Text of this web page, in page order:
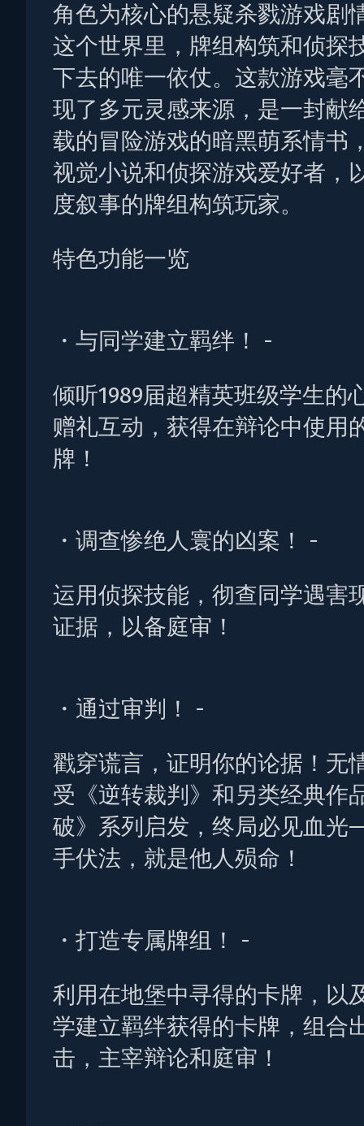
角色为核心的悬疑杀戮游戏剧
这个世界里，牌组构筑和侦探
下去的唯一依仗。这款游戏毫
现了多元灵感来源，是一封献
载的冒险游戏的暗黑萌系情书
视觉小说和侦探游戏爱好者，
度叙事的牌组构筑玩家。
特色功能一览
・与同学建立羁绊！ -
倾听1989届超精英班级学生的
赠礼互动，获得在辩论中使用
牌！
・调查惨绝人寰的凶案！ -
运用侦探技能，彻查同学遇害
证据，以备庭审！
・通过审判！ -
戳穿谎言，证明你的论据！无
受《逆转裁判》和另类经典作
破》系列启发，终局必见血光
手伏法，就是他人殒命！
・打造专属牌组！ -
利用在地堡中寻得的卡牌，以
学建立羁绊获得的卡牌，组合
击，主宰辩论和庭审！